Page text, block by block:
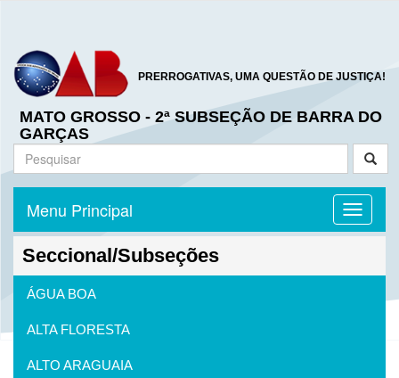
PRERROGATIVAS, UMA QUESTÃO DE JUSTIÇA!
MATO GROSSO - 2ª SUBSEÇÃO DE BARRA DO
GARÇAS
Toggle
Menu Principal
Seccional/Subseções
ÁGUA BOA
ALTA FLORESTA
ALTO ARAGUAIA